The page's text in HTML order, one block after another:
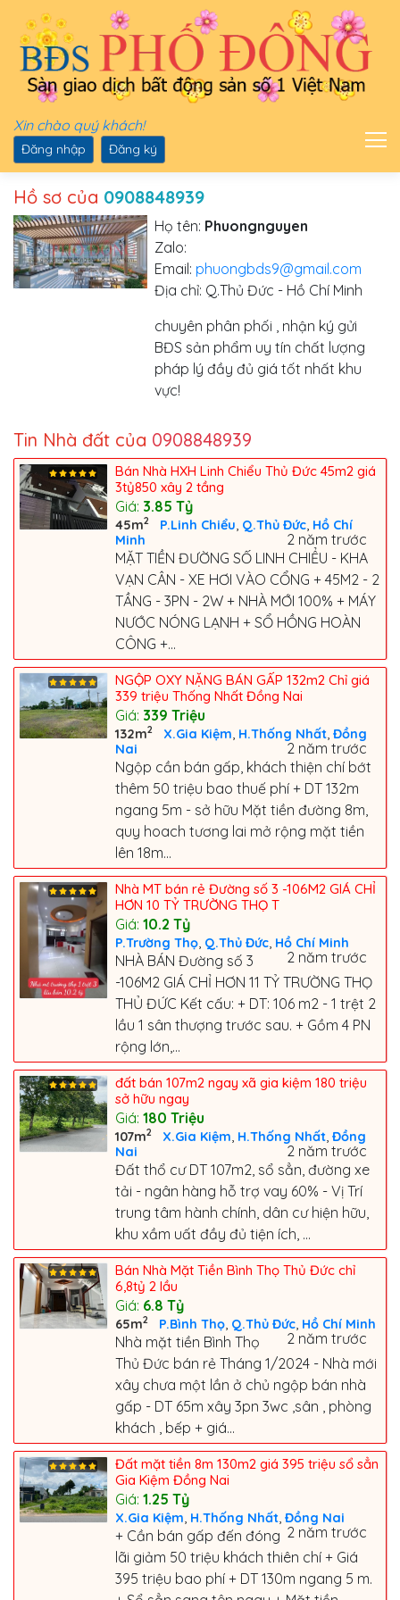
Xin chào quý khách!
Đăng nhập Đăng ký
Hồ sơ của 0908848939
Họ tên: Phuongnguyen
Zalo:
Email: phuongbds9@gmail.com
Địa chỉ: Q.Thủ Đức - Hồ Chí Minh
chuyên phân phối , nhận ký gửi
BĐS sản phẩm uy tín chất lượng
pháp lý đầy đủ giá tốt nhất khu
vực!
Tin Nhà đất của 0908848939
Bán Nhà HXH Linh Chiểu Thủ Đức 45m2 giá
3tỷ850 xây 2 tầng
Giá: 3.85 Tỷ
45m2 P.Linh Chiểu Q.Thủ Đức Hồ Chí
Minh
2 năm trước
MẶT TIỀN ĐƯỜNG SỐ LINH CHIỂU - KHA
VẠN CÂN - XE HƠI VÀO CỔNG + 45M2 - 2
TẦNG - 3PN - 2W + NHÀ MỚI 100% + MÁY
NƯỚC NÓNG LẠNH + SỔ HỒNG HOÀN
CÔNG +...
NGỘP OXY NẶNG BÁN GẤP 132m2 Chỉ giá
339 triệu Thống Nhất Đồng Nai
Giá: 339 Triệu
132m2 X.Gia Kiệm H.Thống Nhất Đồng
Nai
2 năm trước
Ngộp cần bán gấp, khách thiện chí bớt
thêm 50 triệu bao thuế phí + DT 132m
ngang 5m - sở hữu Mặt tiền đường 8m,
quy hoach tương lai mở rộng mặt tiền
lên 18m...
Nhà MT bán rẻ Đường số 3 -106M2 GIÁ CHỈ
HƠN 10 TỶ TRƯỜNG THỌ T
Giá: 10.2 Tỷ
P.Trường Thọ Q.Thủ Đức Hồ Chí Minh
2 năm trước
NHÀ BÁN Đường số 3
-106M2 GIÁ CHỈ HƠN 11 TỶ TRƯỜNG THỌ
THỦ ĐỨC Kết cấu: + DT: 106 m2 - 1 trệt 2
lầu 1 sân thượng trước sau. + Gồm 4 PN
rộng lớn,...
đất bán 107m2 ngay xã gia kiệm 180 triệu
sở hữu ngay
Giá: 180 Triệu
107m2 X.Gia Kiệm H.Thống Nhất Đồng
Nai
2 năm trước
Đất thổ cư DT 107m2, sổ sẳn, đường xe
tải - ngân hàng hỗ trợ vay 60% - Vị Trí
trung tâm hành chính, dân cư hiện hữu,
khu xầm uất đầy đủ tiện ích, ...
Bán Nhà Mặt Tiền Bình Thọ Thủ Đức chỉ
6,8tỷ 2 lầu
Giá: 6.8 Tỷ
65m2 P.Bình Thọ Q.Thủ Đức Hồ Chí Minh
2 năm trước
Nhà mặt tiền Bình Thọ
Thủ Đức bán rẻ Tháng 1/2024 - Nhà mới
xây chưa một lần ở chủ ngộp bán nhà
gấp - DT 65m xây 3pn 3wc ,sân , phòng
khách , bếp + giá...
Đất mặt tiền 8m 130m2 giá 395 triệu sổ sẳn
Gia Kiệm Đồng Nai
Giá: 1.25 Tỷ
X.Gia Kiệm H.Thống Nhất Đồng Nai
2 năm trước
+ Cần bán gấp đến đóng
lãi giảm 50 triệu khách thiên chí + Giá
395 triệu bao phí + DT 130m ngang 5 m.